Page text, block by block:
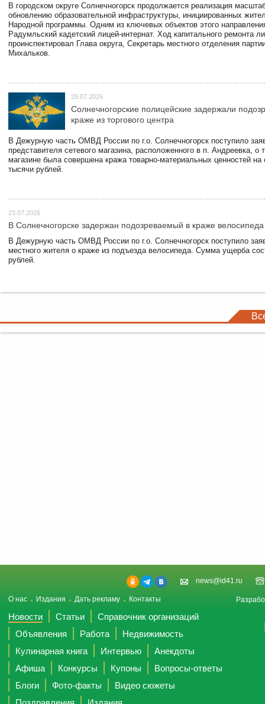
В городском округе Солнечногорск продолжается реализация
обновлению образовательной инфраструктуры, инициированных
Народной программы. Одним из ключевых объектов этого
Радумльский кадетский лицей-интернат. Ход капитального ремонта
проинспектировал Глава округа, Секретарь местного отделения
Михальков.
29.07.2026
Солнечногорские полицейские задержали
краже из торгового центра
В Дежурную часть ОМВД России по г.о. Солнечногорск поступило
представителя сетевого магазина, расположенного в п. Андреевка, о
магазине была совершена кража товарно-материальных ценностей
тысячи рублей.
23.07.2026
В Солнечногорске задержан подозреваемый в краже велосипеда
В Дежурную часть ОМВД России по г.о. Солнечногорск поступило
местного жителя о краже из подъезда велосипеда. Сумма ущерба
рублей.
news@id41.ru
О нас Издания Дать рекламу Контакты
Новости Статьи
Справочник организаций
Объявления
Работа
Недвижимость
Кулинарная книга
Интервью
Анекдоты
Афиша
Конкурсы Купоны
Вопросы-ответы
Блоги
Фото-факты
Видео сюжеты